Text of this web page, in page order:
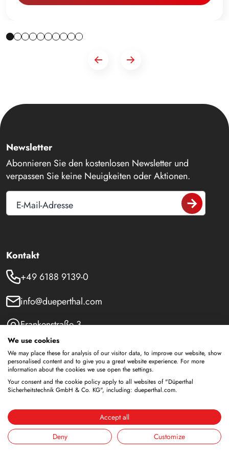
Newsletter
Abonnieren Sie den kostenlosen Newsletter und
verpassen Sie keine Neuigkeiten oder Aktionen.
E-Mail-Adresse
Kontakt
+49 6188 9139-0
info@dueperthal.com
Frankenstraße 3
63791 Karlstein
Deutschland
Social Media
LinkedIn
We use cookies
We may place these for analysis of our visitor data, to improve our website, show
personalised content and to give you a great website experience. For more
information about the cookies we use open the settings.
Your consent and the cookie policy apply to all websites of "Düperthal
Sicherheitstechnik GmbH & Co. KG", including: dueperthal.com.
Accept all
Deny
Customize